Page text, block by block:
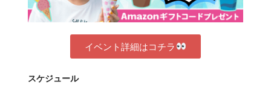
イベント詳細はコチラ
スケジュール